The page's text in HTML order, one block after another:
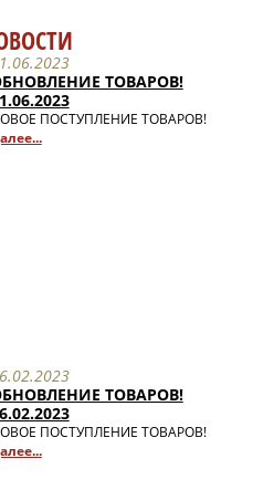
ТОВАРОВ!
ПОСТУПЛЕНИЕ ТОВАРОВ!
ТОВАРОВ!
ПОСТУПЛЕНИЕ ТОВАРОВ!